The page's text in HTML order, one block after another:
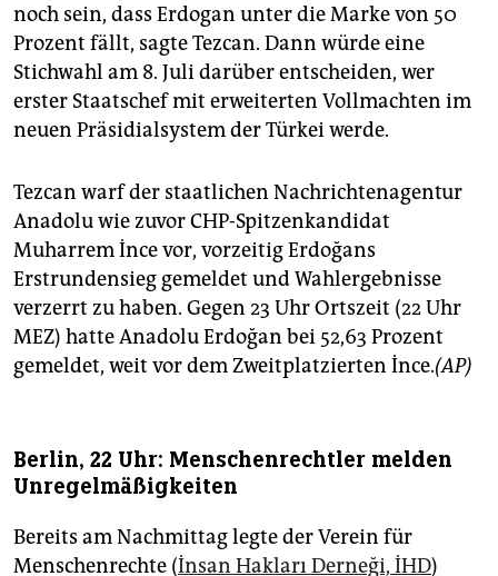
noch sein, dass Erdogan unter die Marke von 50
Prozent fällt, sagte Tezcan. Dann würde eine
Stichwahl am 8. Juli darüber entscheiden, wer
erster Staatschef mit erweiterten Vollmachten im
neuen Präsidialsystem der Türkei werde.
Tezcan warf der staatlichen Nachrichtenagentur
Anadolu wie zuvor CHP-Spitzenkandidat
Muharrem İnce vor, vorzeitig Erdoğans
Erstrundensieg gemeldet und Wahlergebnisse
verzerrt zu haben. Gegen 23 Uhr Ortszeit (22 Uhr
MEZ) hatte Anadolu Erdoğan bei 52,63 Prozent
gemeldet, weit vor dem Zweitplatzierten İnce.(AP)
Berlin, 22 Uhr: Menschenrechtler melden
Unregelmäßigkeiten
Bereits am Nachmittag legte der Verein für
Menschenrechte (İnsan Hakları Derneği, İHD)